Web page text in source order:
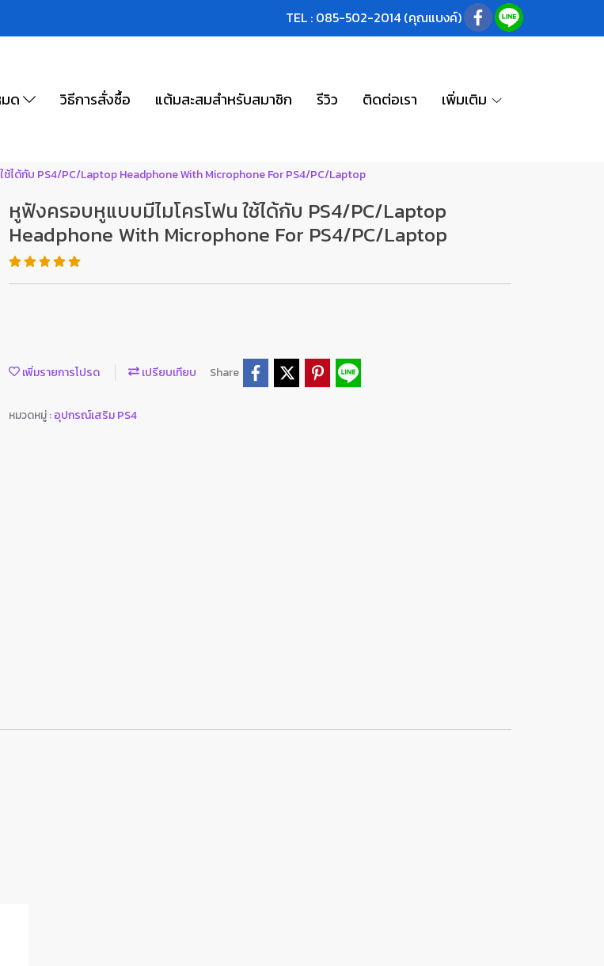
TEL : 085-502-2014 (คุณแบงค์)
มด วิธีการสั่งซื้อ แต้มสะสมสำหรับสมาชิก รีวิว ติดต่อเรา เพิ่มเติม
ได้กับ PS4/PC/Laptop Headphone With Microphone For PS4/PC/Laptop
หูฟังครอบหูแบบมีไมโครโฟน ใช้ได้กับ PS4/PC/Laptop
Headphone With Microphone For PS4/PC/Laptop
เพิ่มรายการโปรด เปรียบเทียบ Share
หมวดหมู่ :อุปกรณ์เสริม PS4